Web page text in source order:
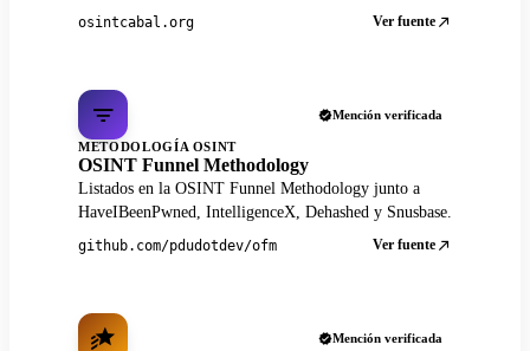
osintcabal.org Ver fuente
Mención verificada
METODOLOGÍA OSINT
OSINT Funnel Methodology
Listados en la OSINT Funnel Methodology junto a
HaveIBeenPwned, IntelligenceX, Dehashed y Snusbase.
github.com/pdudotdev/ofm Ver fuente
Mención verificada